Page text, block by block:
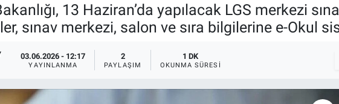
13 Haziran’da yapılacak LGS merkezi
sınav merkezi, salon ve sıra bilgilerine e-Okul
03.06.2026 - 12:17
YAYINLANMA
2
PAYLAŞIM
1 DK
OKUNMA SÜRESI